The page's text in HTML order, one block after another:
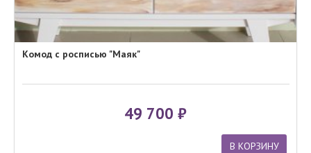
Комод с росписью "Маяк"
49 700
В КОРЗИНУ